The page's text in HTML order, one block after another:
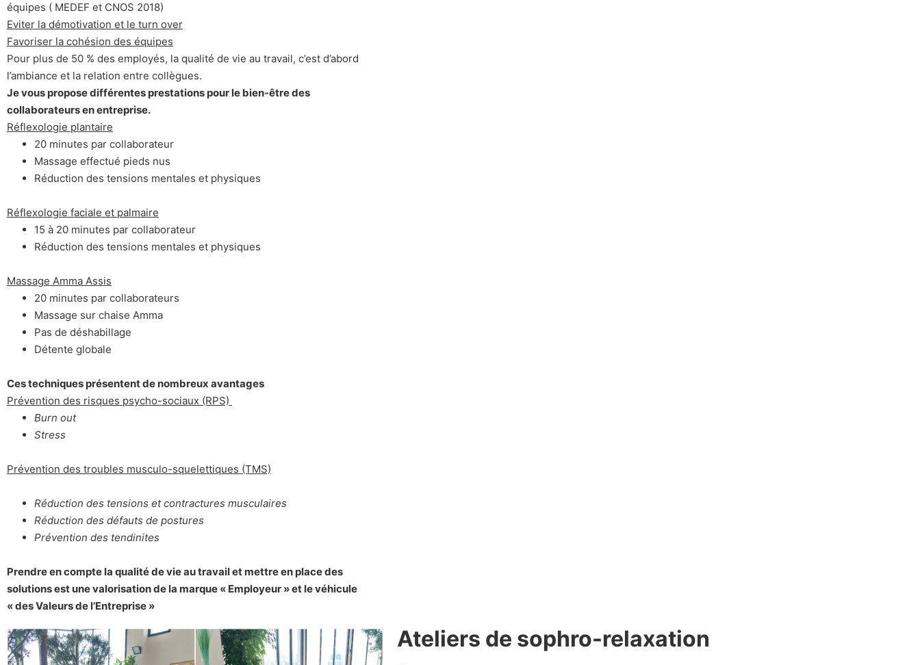
équipes ( MEDEF et CNOS 2018)
Eviter la démotivation et le turn over
Favoriser la cohésion des équipes
Pour plus de 50 % des employés, la qualité de vie au travail, c’est d’abord
l’ambiance et la relation entre collègues.
Je vous propose différentes prestations pour le bien-être des
collaborateurs en entreprise.
Réflexologie plantaire
20 minutes par collaborateur
Massage effectué pieds nus
Réduction des tensions mentales et physiques
Réflexologie faciale et palmaire
15 à 20 minutes par collaborateur
Réduction des tensions mentales et physiques
Massage Amma Assis
20 minutes par collaborateurs
Massage sur chaise Amma
Pas de déshabillage
Détente globale
Ces techniques présentent de nombreux avantages
Prévention des risques psycho-sociaux (RPS)
Burn out
Stress
Prévention des troubles musculo-squelettiques (TMS)
Réduction des tensions et contractures musculaires
Réduction des défauts de postures
Prévention des tendinites
Prendre en compte la qualité de vie au travail et mettre en place des
solutions est une valorisation de la marque « Employeur » et le véhicule
« des Valeurs de l’Entreprise »
Ateliers de sophro-relaxation